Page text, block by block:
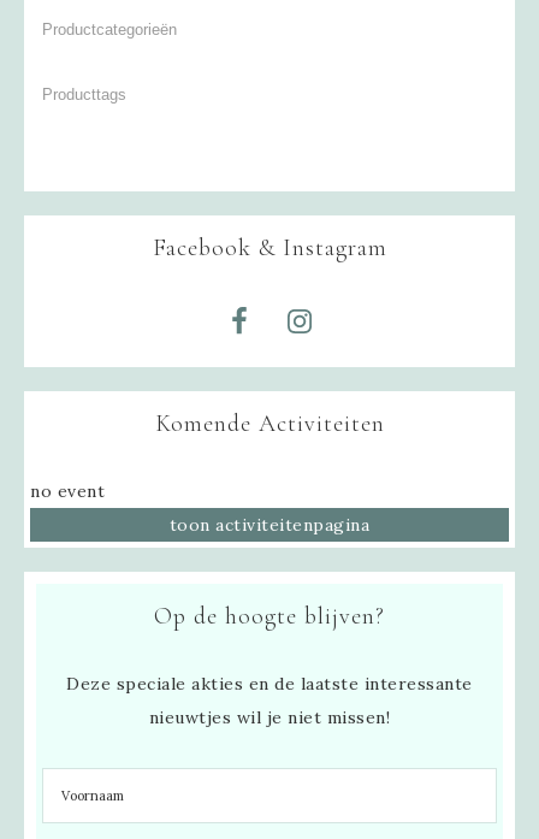
Facebook & Instagram
Komende Activiteiten
no event
toon activiteitenpagina
Op de hoogte blijven?
Deze speciale akties en de laatste interessante
nieuwtjes wil je niet missen!